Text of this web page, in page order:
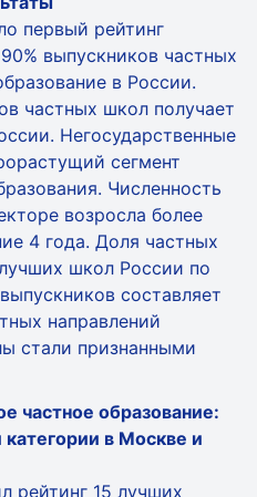
первый рейтинг
выпускников частных
в России.
частных школ получает
Негосударственные
сегмент
Численность
возросла более
4 года. Доля частных
школ России по
составляет
направлений
стали признанными
частное образование:
в Москве и
рейтинг 15 лучших